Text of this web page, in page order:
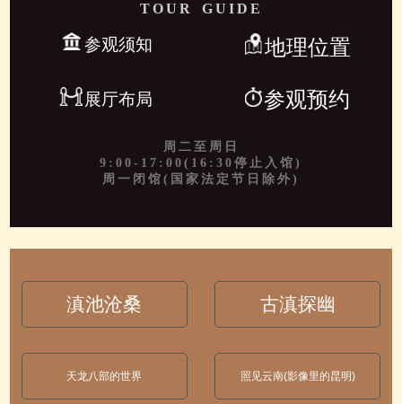
TOUR GUIDE
参观须知 地理位置
展厅布局 参观预约
周二至周日
9:00-17:00(16:30停止入馆)
周一闭馆(国家法定节日除外)
滇池沧桑 古滇探幽
天龙八部的世界 照见云南(影像里的昆明)